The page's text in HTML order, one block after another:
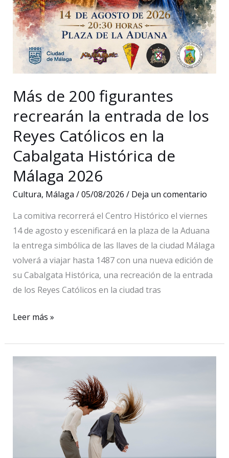
Más de 200 figurantes
recrearán la entrada de los
Reyes Católicos en la
Cabalgata Histórica de
Málaga 2026
Cultura, Málaga /05/08/2026 / Deja un comentario
La comitiva recorrerá el Centro Histórico el viernes
14 de agosto y escenificará en la plaza de la Aduana
la entrega simbólica de las llaves de la ciudad Málaga
volverá a viajar hasta 1487 con una nueva edición de
su Cabalgata Histórica, una recreación de la entrada
de los Reyes Católicos en la ciudad tras
Más
200
Leer más »